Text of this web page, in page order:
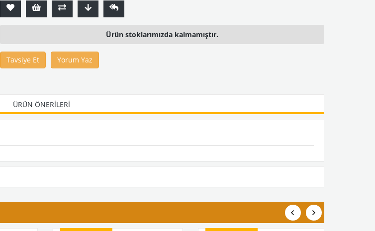
Ürün stoklarımızda kalmamıştır.
Tavsiye Et Yorum Yaz
ÜRÜN ÖNERILERI